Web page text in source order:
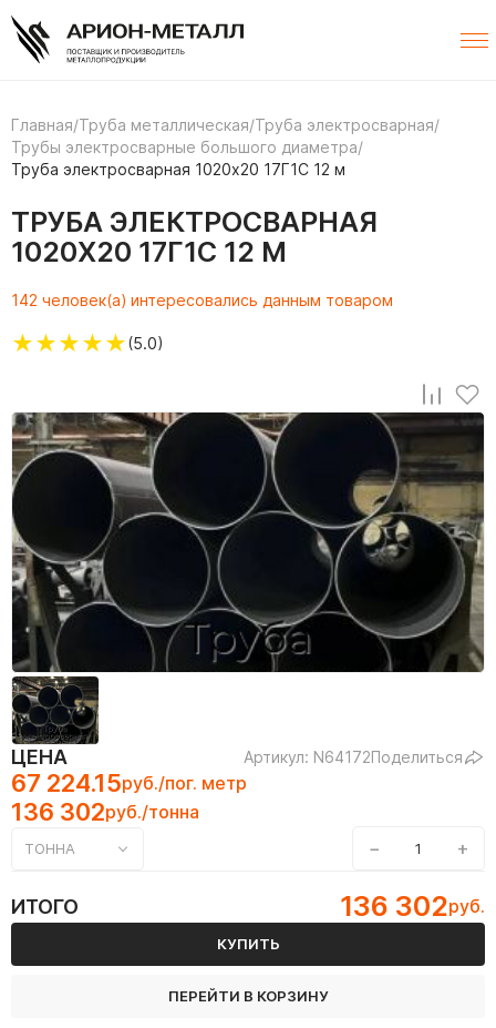
Главная/Труба металлическая/Труба электросварная/
Трубы электросварные большого диаметра/
Труба электросварная 1020х20 17Г1С 12 м
ТРУБА ЭЛЕКТРОСВАРНАЯ
1020Х20 17Г1С 12 М
142 человек(а) интересовались данным товаром
★★★★★(5.0)
ЦЕНА Артикул: N64172Поделиться
67 224.15руб./пог. метр
136 302руб./тонна
ТОННА − +
ИТОГО 136 302руб.
КУПИТЬ
ПЕРЕЙТИ В КОРЗИНУ